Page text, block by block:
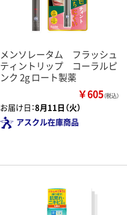
メンソレータム フラッシュ
ティントリップ コーラルピ
ンク 2g ロート製薬
￥605（税込）
お届け日：8月11日（火）
アスクル在庫商品